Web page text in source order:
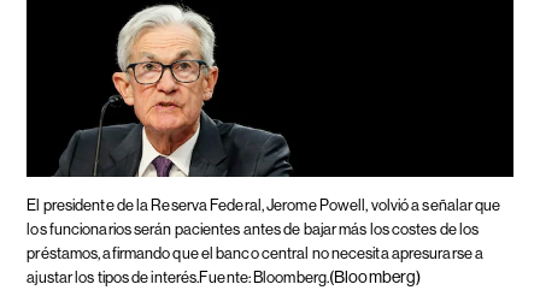
El presidente de la Reserva Federal, Jerome Powell, volvió a señalar que
los funcionarios serán pacientes antes de bajar más los costes de los
préstamos, afirmando que el banco central no necesita apresurarse a
ajustar los tipos de interés.Fuente: Bloomberg.(Bloomberg)